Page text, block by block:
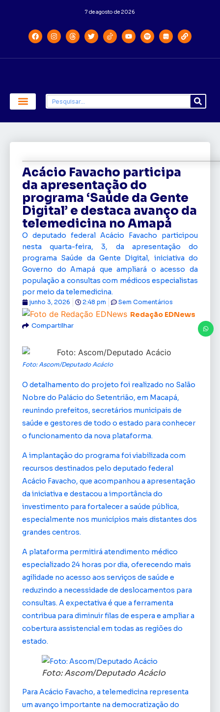
7 de agosto de 2026
Acácio Favacho participa
da apresentação do
programa ‘Saúde da Gente
Digital’ e destaca avanço da
telemedicina no Amapá
O deputado federal Acácio Favacho participou
nesta quarta-feira, 3, da apresentação do
programa Saúde da Gente Digital, iniciativa do
Governo do Amapá que ampliará o acesso da
população a consultas com médicos especialistas
por meio da telemedicina.
Redação EDNews
junho 3, 2026 2:48 pm Sem Comentários
Compartilhar
Foto: Ascom/Deputado Acácio
O detalhamento do projeto foi realizado no Salão
Nobre do Palácio do Setentrião, em Macapá,
reunindo prefeitos, secretários municipais de
saúde e gestores de todo o estado para conhecer
o funcionamento da nova plataforma.
A implantação do programa foi viabilizada com
recursos destinados pelo deputado federal
Acácio Favacho, que acompanhou a apresentação
da iniciativa e destacou a importância do
investimento para fortalecer a saúde pública,
especialmente nos municípios mais distantes dos
grandes centros.
A plataforma permitirá atendimento médico
especializado 24 horas por dia, oferecendo mais
agilidade no acesso aos serviços de saúde e
reduzindo a necessidade de deslocamentos para
consultas. A expectativa é que a ferramenta
contribua para diminuir filas de espera e ampliar a
cobertura assistencial em todas as regiões do
estado.
Foto: Ascom/Deputado Acácio
Para Acácio Favacho, a telemedicina representa
um avanço importante na democratização do